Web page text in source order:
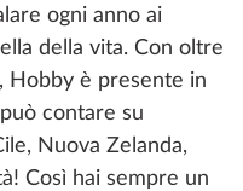
ogni anno ai
della vita. Con oltre
Hobby è presente in
contare su
Nuova Zelanda,
Così hai sempre un